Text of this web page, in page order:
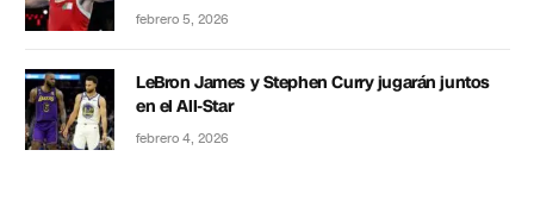
febrero 5, 2026
LeBron James y Stephen Curry jugarán juntos
en el All-Star
febrero 4, 2026